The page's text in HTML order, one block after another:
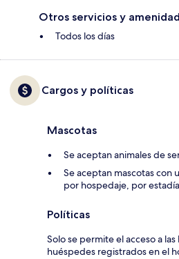
Otros servicios y
Todos los días
Cargos y políticas
Mascotas
Se aceptan animales de
Se aceptan mascotas con
por hospedaje, por
Políticas
Solo se permite el acceso a
huéspedes registrados en el